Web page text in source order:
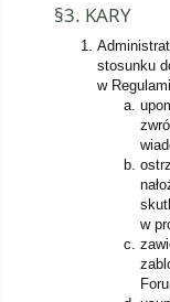
§3. KARY
stosunku
w
w